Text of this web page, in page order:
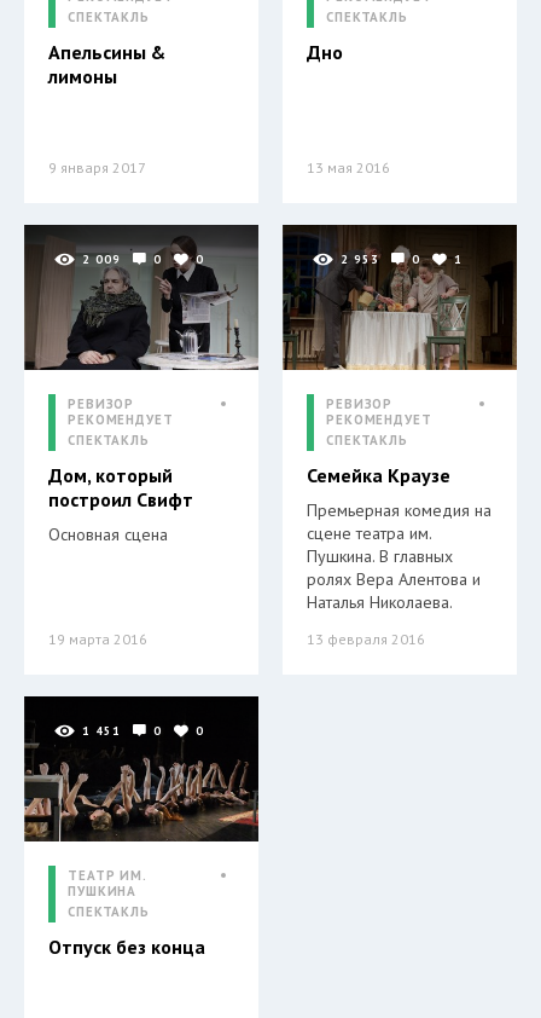
СПЕКТАКЛЬ
Апельсины &
лимоны
9 января 2017
СПЕКТАКЛЬ
Дно
13 мая 2016
2 009 0 0
РЕВИЗОР
РЕКОМЕНДУЕТ
СПЕКТАКЛЬ
Дом, который
построил Свифт
Основная сцена
19 марта 2016
2 953 0 1
РЕВИЗОР
РЕКОМЕНДУЕТ
СПЕКТАКЛЬ
Семейка Краузе
Премьерная комедия на
сцене театра им.
Пушкина. В главных
ролях Вера Алентова и
Наталья Николаева.
13 февраля 2016
1 451 0 0
ТЕАТР ИМ.
ПУШКИНА
СПЕКТАКЛЬ
Отпуск без конца